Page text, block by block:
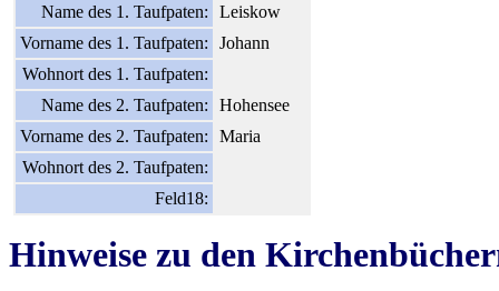
Name des 1. Taufpaten:
Leiskow
Vorname des 1. Taufpaten:
Johann
Wohnort des 1. Taufpaten:
Name des 2. Taufpaten:
Hohensee
Vorname des 2. Taufpaten:
Maria
Wohnort des 2. Taufpaten:
Feld18:
Hinweise zu den